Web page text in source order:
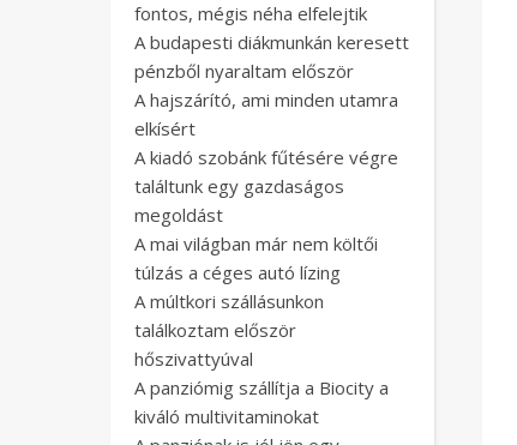
fontos, mégis néha elfelejtik
A budapesti diákmunkán keresett
pénzből nyaraltam először
A hajszárító, ami minden utamra
elkísért
A kiadó szobánk fűtésére végre
találtunk egy gazdaságos
megoldást
A mai világban már nem költői
túlzás a céges autó lízing
A múltkori szállásunkon
találkoztam először
hőszivattyúval
A panziómig szállítja a Biocity a
kiváló multivitaminokat